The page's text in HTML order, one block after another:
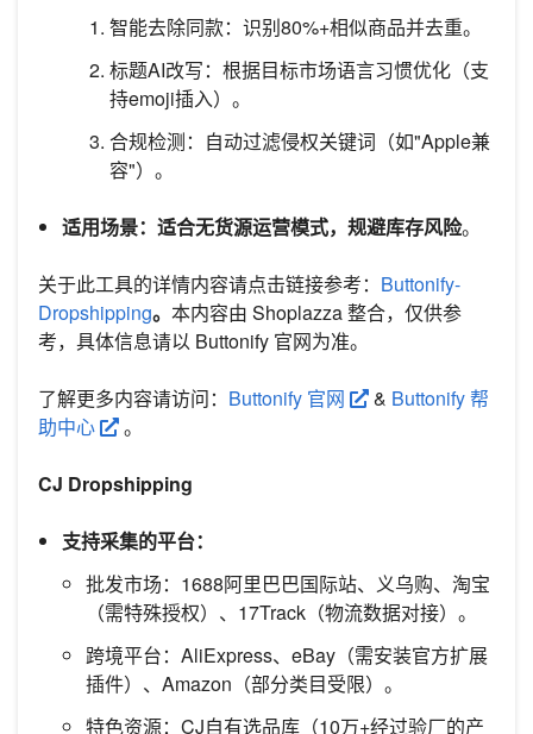
智能去除同款：识别80%+相似商品并去重。
标题AI改写：根据目标市场语言习惯优化（支
持emoji插入）。
合规检测：自动过滤侵权关键词（如"Apple兼
容"）。
适用场景：适合无货源运营模式，规避库存风险。
关于此工具的详情内容请点击链接参考： Buttonify-
Dropshipping。 本内容由 Shoplazza 整合，仅供参
考，具体信息请以 Buttonify 官网为准。
了解更多内容请访问： Buttonify 官网 & Buttonify 帮
助中心
。
CJ Dropshipping
支持采集的平台：
批发市场：1688阿里巴巴国际站、义乌购、淘宝
（需特殊授权）、17Track（物流数据对接）。
跨境平台：AliExpress、eBay（需安装官方扩展
插件）、Amazon（部分类目受限）。
特色资源：CJ自有选品库（10万+经过验厂的产